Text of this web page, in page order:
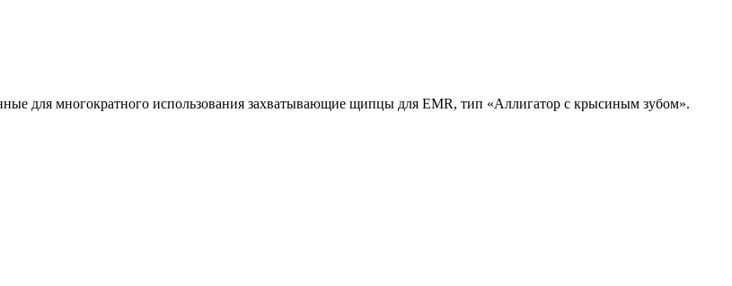
для многократного использования захватывающие щипцы для EMR, тип «Аллигатор с крысиным зубом».